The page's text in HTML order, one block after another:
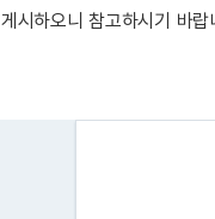
게시하오니 참고하시기 바랍